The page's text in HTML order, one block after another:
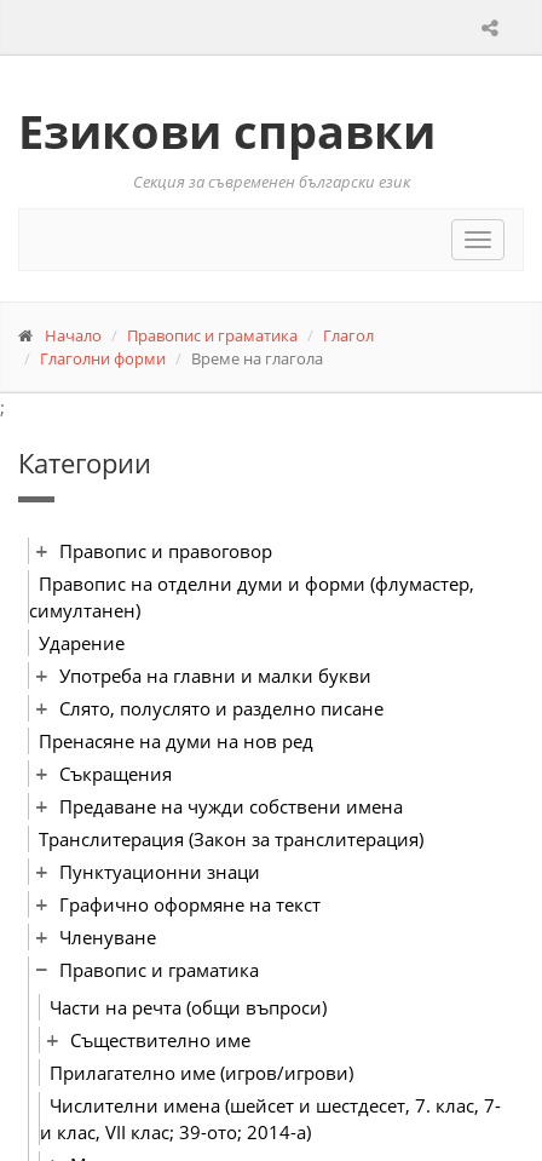
Езикови справки
Секция за съвременен български език
Toggle
Начало Правопис и граматика
Глагол
Глаголни форми
Време на глагола
;
Категории
Правопис и правоговор
Правопис на отделни думи и форми (флумастер,
симултанен)
Ударение
Употреба на главни и малки букви
Слято, полуслято и разделно писане
Пренасяне на думи на нов ред
Съкращения
Предаване на чужди собствени имена
Транслитерация (Закон за транслитерация)
Пунктуационни знаци
Графично оформяне на текст
Членуване
Правопис и граматика
Части на речта (общи въпроси)
Съществително име
Прилагателно име (игров/игрови)
Числителни имена (шейсет и шестдесет, 7. клас, 7-
и клас, VІІ клас; 39-ото; 2014-а)